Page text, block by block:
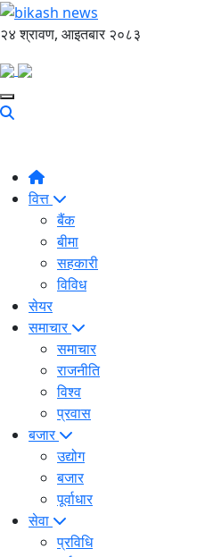
२४ श्रावण, आइतबार २०८३
वित्त
बैंक
बीमा
सहकारी
विविध
सेयर
समाचार
समाचार
राजनीति
विश्व
प्रवास
बजार
उद्योग
बजार
पूर्वाधार
सेवा
प्रविधि